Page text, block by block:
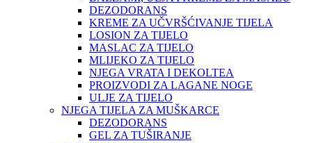
DEZODORANS
KREME ZA UČVRŠĆIVANJE TIJELA
LOSION ZA TIJELO
MASLAC ZA TIJELO
MLIJEKO ZA TIJELO
NJEGA VRATA I DEKOLTEA
PROIZVODI ZA LAGANE NOGE
ULJE ZA TIJELO
NJEGA TIJELA ZA MUŠKARCE
DEZODORANS
GEL ZA TUŠIRANJE